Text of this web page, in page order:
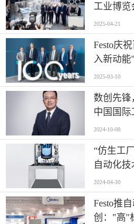
工业博览
2025-04-21
Festo庆
入新动能
2025-03-10
数创先锋
中国国际
2024-10-08
“仿生工
自动化技
2024-04-30
Festo推
创："高"